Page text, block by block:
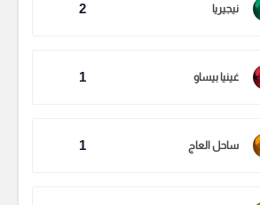
نيجيريا 2
غينيا بيساو 1
ساحل العاج 1